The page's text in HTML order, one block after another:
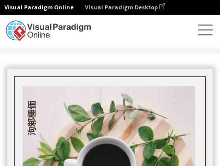
Visual Paradigm Online Visual Paradigm Desktop